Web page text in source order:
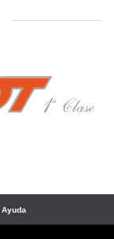
❯
Ayuda